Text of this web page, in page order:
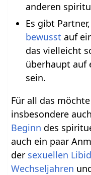
anderen
Es gibt
bewusst auf
das vielleicht
überhaupt auf
sein.
Für all das
insbesondere
Beginn des
auch ein paar
der sexuellen
Wechseljahren